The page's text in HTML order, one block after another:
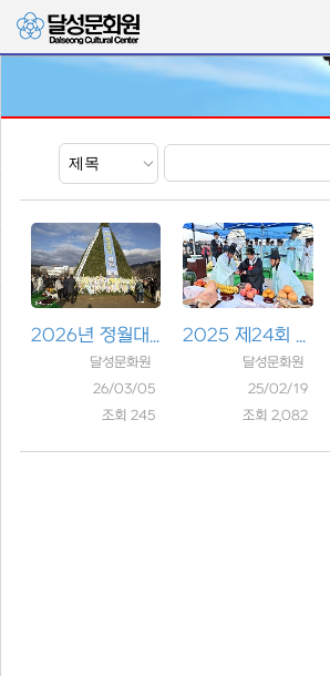
2026년 정월대보름 달맞이..
달성문화원
26/03/05
조회 245
2025 제24회 정월대보름 달..
달성문화원
25/02/19
조회 2,082